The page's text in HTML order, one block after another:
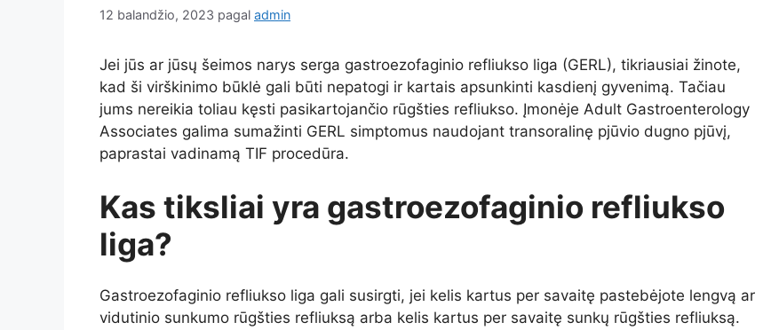
12 balandžio, 2023 pagal admin
Jei jūs ar jūsų šeimos narys serga gastroezofaginio refliukso liga (GERL), tikriausiai žinote,
kad ši virškinimo būklė gali būti nepatogi ir kartais apsunkinti kasdienį gyvenimą. Tačiau
jums nereikia toliau kęsti pasikartojančio rūgšties refliukso. Įmonėje Adult Gastroenterology
Associates galima sumažinti GERL simptomus naudojant transoralinę pjūvio dugno pjūvį,
paprastai vadinamą TIF procedūra.
Kas tiksliai yra gastroezofaginio refliukso
liga?
Gastroezofaginio refliukso liga gali susirgti, jei kelis kartus per savaitę pastebėjote lengvą ar
vidutinio sunkumo rūgšties refliuksą arba kelis kartus per savaitę sunkų rūgšties refliuksą.